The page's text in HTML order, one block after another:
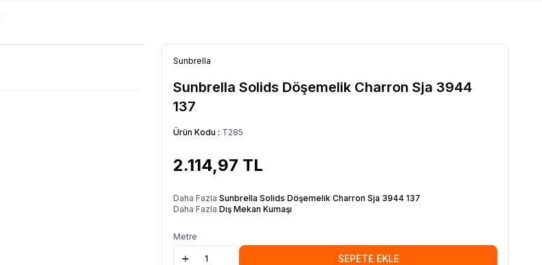
Sunbrella
Sunbrella Solids Döşemelik Charron Sja 3944
137
Ürün Kodu : T285
2.114,97 TL
Daha Fazla Sunbrella Solids Döşemelik Charron Sja 3944 137
Daha Fazla Dış Mekan Kumaşı
Metre
SEPETE EKLE